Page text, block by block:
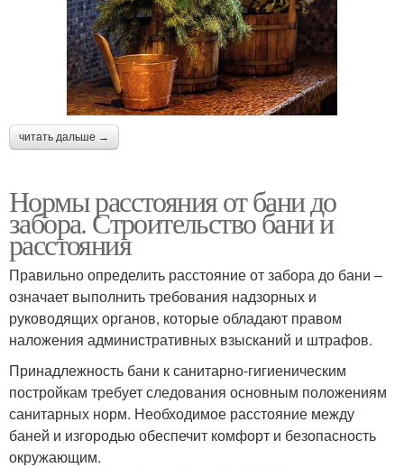
читать дальше →
Нормы расстояния от бани до
забора. Строительство бани и
расстояния
Правильно определить расстояние от забора до бани –
означает выполнить требования надзорных и
руководящих органов, которые обладают правом
наложения административных взысканий и штрафов.
Принадлежность бани к санитарно-гигиеническим
постройкам требует следования основным положениям
санитарных норм. Необходимое расстояние между
баней и изгородью обеспечит комфорт и безопасность
окружающим.